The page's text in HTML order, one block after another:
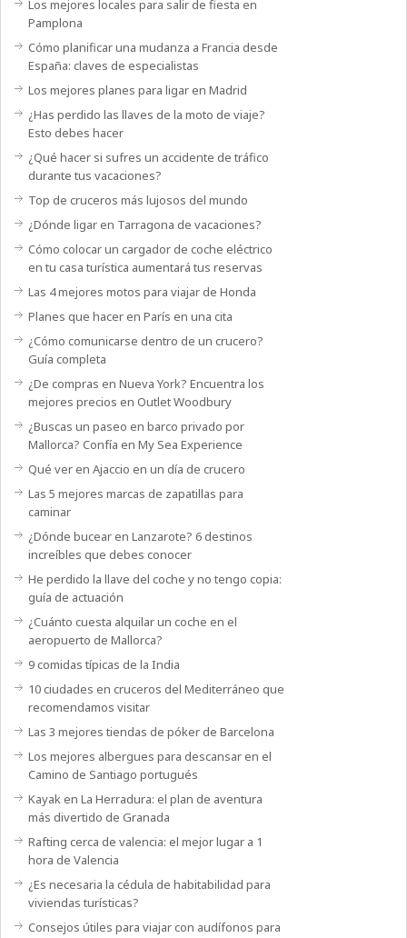
Los mejores locales para salir de fiesta en
Pamplona
Cómo planificar una mudanza a Francia desde
España: claves de especialistas
Los mejores planes para ligar en Madrid
¿Has perdido las llaves de la moto de viaje?
Esto debes hacer
¿Qué hacer si sufres un accidente de tráfico
durante tus vacaciones?
Top de cruceros más lujosos del mundo
¿Dónde ligar en Tarragona de vacaciones?
Cómo colocar un cargador de coche eléctrico
en tu casa turística aumentará tus reservas
Las 4 mejores motos para viajar de Honda
Planes que hacer en París en una cita
¿Cómo comunicarse dentro de un crucero?
Guía completa
¿De compras en Nueva York? Encuentra los
mejores precios en Outlet Woodbury
¿Buscas un paseo en barco privado por
Mallorca? Confía en My Sea Experience
Qué ver en Ajaccio en un día de crucero
Las 5 mejores marcas de zapatillas para
caminar
¿Dónde bucear en Lanzarote? 6 destinos
increíbles que debes conocer
He perdido la llave del coche y no tengo copia:
guía de actuación
¿Cuánto cuesta alquilar un coche en el
aeropuerto de Mallorca?
9 comidas típicas de la India
10 ciudades en cruceros del Mediterráneo que
recomendamos visitar
Las 3 mejores tiendas de póker de Barcelona
Los mejores albergues para descansar en el
Camino de Santiago portugués
Kayak en La Herradura: el plan de aventura
más divertido de Granada
Rafting cerca de valencia: el mejor lugar a 1
hora de Valencia
¿Es necesaria la cédula de habitabilidad para
viviendas turísticas?
Consejos útiles para viajar con audífonos para